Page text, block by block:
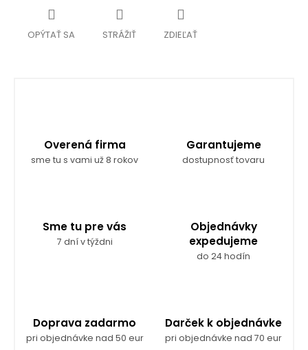
OPÝTAŤ SA STRÁŽIŤ ZDIEĽAŤ
Overená firma
sme tu s vami už 8 rokov
Garantujeme
dostupnosť tovaru
Sme tu pre vás
7 dní v týždni
Objednávky
expedujeme
do 24 hodín
Doprava zadarmo
pri objednávke nad 50 eur
Darček k objednávke
pri objednávke nad 70 eur